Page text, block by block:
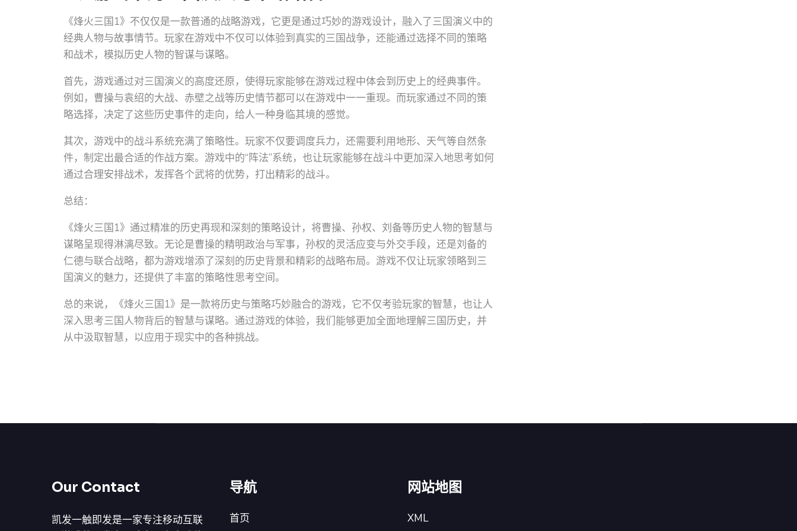
《烽火三国1》不仅仅是一款普通的战略游戏，它更是通过巧妙的游戏设计，融入了三国演义中的
经典人物与故事情节。玩家在游戏中不仅可以体验到真实的三国战争，还能通过选择不同的策略
和战术，模拟历史人物的智谋与谋略。
首先，游戏通过对三国演义的高度还原，使得玩家能够在游戏过程中体会到历史上的经典事件。
例如，曹操与袁绍的大战、赤壁之战等历史情节都可以在游戏中一一重现。而玩家通过不同的策
略选择，决定了这些历史事件的走向，给人一种身临其境的感觉。
其次，游戏中的战斗系统充满了策略性。玩家不仅要调度兵力，还需要利用地形、天气等自然条
件，制定出最合适的作战方案。游戏中的“阵法”系统，也让玩家能够在战斗中更加深入地思考如何
通过合理安排战术，发挥各个武将的优势，打出精彩的战斗。
总结：
《烽火三国1》通过精准的历史再现和深刻的策略设计，将曹操、孙权、刘备等历史人物的智慧与
谋略呈现得淋漓尽致。无论是曹操的精明政治与军事，孙权的灵活应变与外交手段，还是刘备的
仁德与联合战略，都为游戏增添了深刻的历史背景和精彩的战略布局。游戏不仅让玩家领略到三
国演义的魅力，还提供了丰富的策略性思考空间。
总的来说，《烽火三国1》是一款将历史与策略巧妙融合的游戏，它不仅考验玩家的智慧，也让人
深入思考三国人物背后的智慧与谋略。通过游戏的体验，我们能够更加全面地理解三国历史，并
从中汲取智慧，以应用于现实中的各种挑战。
Our Contact
凯发一触即发是一家专注移动互联
导航
首页
网站地图
XML